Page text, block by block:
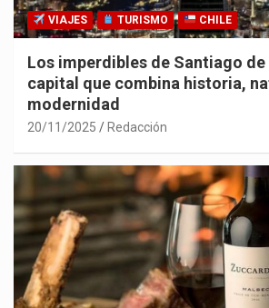
VIAJES TURISMO CHILE
Los imperdibles de Santiago de
capital que combina historia,
modernidad
20/11/2025 Redacción